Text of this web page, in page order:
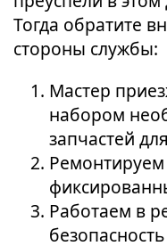
Тогда обратите
стороны службы:
Мастер
набором
запчастей
Работаем в